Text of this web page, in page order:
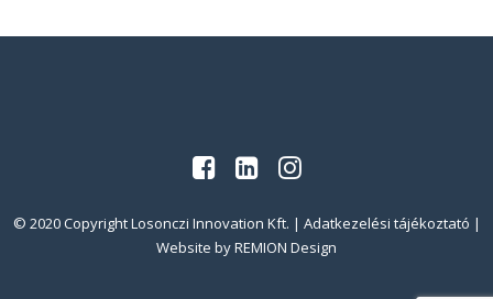
© 2020 Copyright Losonczi Innovation Kft. | Adatkezelési tájékoztató |
Website byREMION Design